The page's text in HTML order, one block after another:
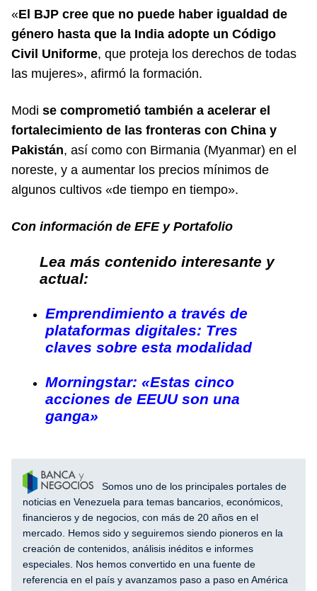
«El BJP cree que no puede haber igualdad de
género hasta que la India adopte un Código
Civil Uniforme, que proteja los derechos de todas
las mujeres», afirmó la formación.
Modi se comprometió también a acelerar el
fortalecimiento de las fronteras con China y
Pakistán, así como con Birmania (Myanmar) en el
noreste, y a aumentar los precios mínimos de
algunos cultivos «de tiempo en tiempo».
Con información de EFE y Portafolio
Lea más contenido interesante y
actual:
Emprendimiento a través de
plataformas digitales: Tres
claves sobre esta modalidad
Morningstar: «Estas cinco
acciones de EEUU son una
ganga»
Somos uno de los principales portales de
noticias en Venezuela para temas bancarios, económicos,
financieros y de negocios, con más de 20 años en el
mercado. Hemos sido y seguiremos siendo pioneros en la
creación de contenidos, análisis inéditos e informes
especiales. Nos hemos convertido en una fuente de
referencia en el país y avanzamos paso a paso en América